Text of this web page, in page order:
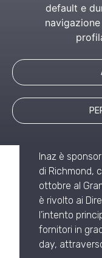
default e
Inaz è
di Richmond,
ottobre al
è rivolto ai
l’intento
fornitori in
day,